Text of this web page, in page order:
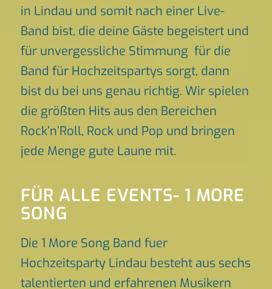
in Lindau und somit nach einer Live-
Band bist, die deine Gäste begeistert und
für unvergessliche Stimmung für die
Band für Hochzeitspartys sorgt, dann
bist du bei uns genau richtig. Wir spielen
die größten Hits aus den Bereichen
Rock’n’Roll, Rock und Pop und bringen
jede Menge gute Laune mit.
FÜR ALLE EVENTS- 1 MORE
SONG
Die 1 More Song Band fuer
Hochzeitsparty Lindau besteht aus sechs
talentierten und erfahrenen Musikern